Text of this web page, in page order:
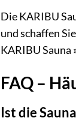
Die KARIBU
und schaffen
KARIBU Sauna
FAQ –
Ist die